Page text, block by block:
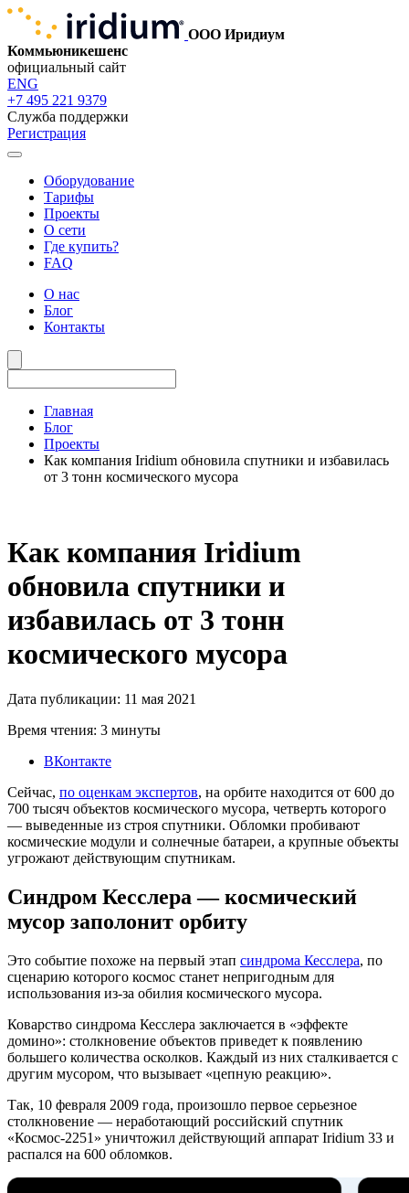
ООО Иридиум
Коммьюникешенс
официальный сайт
ENG
+7 495 221 9379
Служба поддержки
Регистрация
Оборудование
Тарифы
Проекты
О сети
Где купить?
FAQ
О нас
Блог
Контакты
Главная
Блог
Проекты
Как компания Iridium обновила спутники и избавилась
от 3 тонн космического мусора
Как компания Iridium
обновила спутники и
избавилась от 3 тонн
космического мусора
Дата публикации: 11 мая 2021
Время чтения: 3 минуты
ВКонтакте
Сейчас, по оценкам экспертов, на орбите находится от 600 до
700 тысяч объектов космического мусора, четверть которого
— выведенные из строя спутники. Обломки пробивают
космические модули и солнечные батареи, а крупные объекты
угрожают действующим спутникам.
Синдром Кесслера — космический
мусор заполонит орбиту
Это событие похоже на первый этап синдрома Кесслера, по
сценарию которого космос станет непригодным для
использования из-за обилия космического мусора.
Коварство синдрома Кесслера заключается в «эффекте
домино»: столкновение объектов приведет к появлению
большего количества осколков. Каждый из них сталкивается с
другим мусором, что вызывает «цепную реакцию».
Так, 10 февраля 2009 года, произошло первое серьезное
столкновение — неработающий российский спутник
«Космос-2251» уничтожил действующий аппарат Iridium 33 и
распался на 600 обломков.